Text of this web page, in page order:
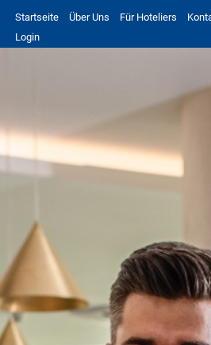
Startseite Über Uns Für Hoteliers
Login